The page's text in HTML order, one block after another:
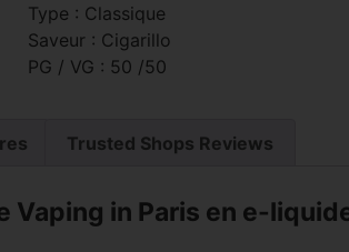
Type : Classique
Saveur : Cigarillo
PG / VG : 50 /50
Trusted Shops Reviews
Vaping in Paris en e-